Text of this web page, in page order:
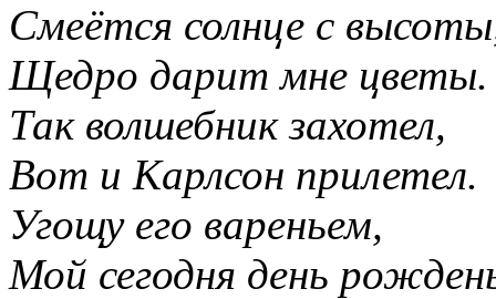
Смеётся солнце с
Щедро дарит мне цветы.
Так волшебник захотел,
Вот и Карлсон прилетел.
Угощу его вареньем,
Мой сегодня день